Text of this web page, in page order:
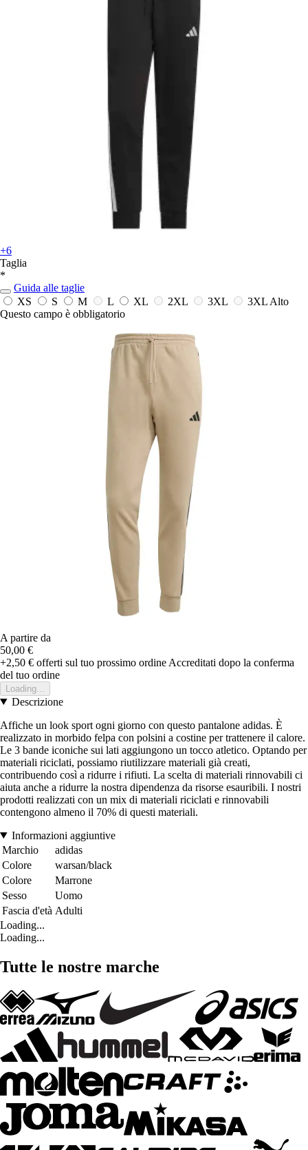
+6
Taglia
*
Guida alle taglie
XS
S M L XL 2XL 3XL
3XL Alto
Questo campo è obbligatorio
A partire da
50,00 €
+2,50 € offerti sul tuo prossimo ordine Accreditati dopo la conferma
del tuo ordine
Loading...
Descrizione
Affiche un look sport ogni giorno con questo pantalone adidas. È
realizzato in morbido felpa con polsini a costine per trattenere il calore.
Le 3 bande iconiche sui lati aggiungono un tocco atletico. Optando per
materiali riciclati, possiamo riutilizzare materiali già creati,
contribuendo così a ridurre i rifiuti. La scelta di materiali rinnovabili ci
aiuta anche a ridurre la nostra dipendenza da risorse esauribili. I nostri
prodotti realizzati con un mix di materiali riciclati e rinnovabili
contengono almeno il 70% di questi materiali.
Informazioni aggiuntive
Marchio
adidas
Colore
warsan/black
Colore
Marrone
Sesso
Uomo
Fascia d'età Adulti
Loading...
Loading...
Tutte le nostre marche